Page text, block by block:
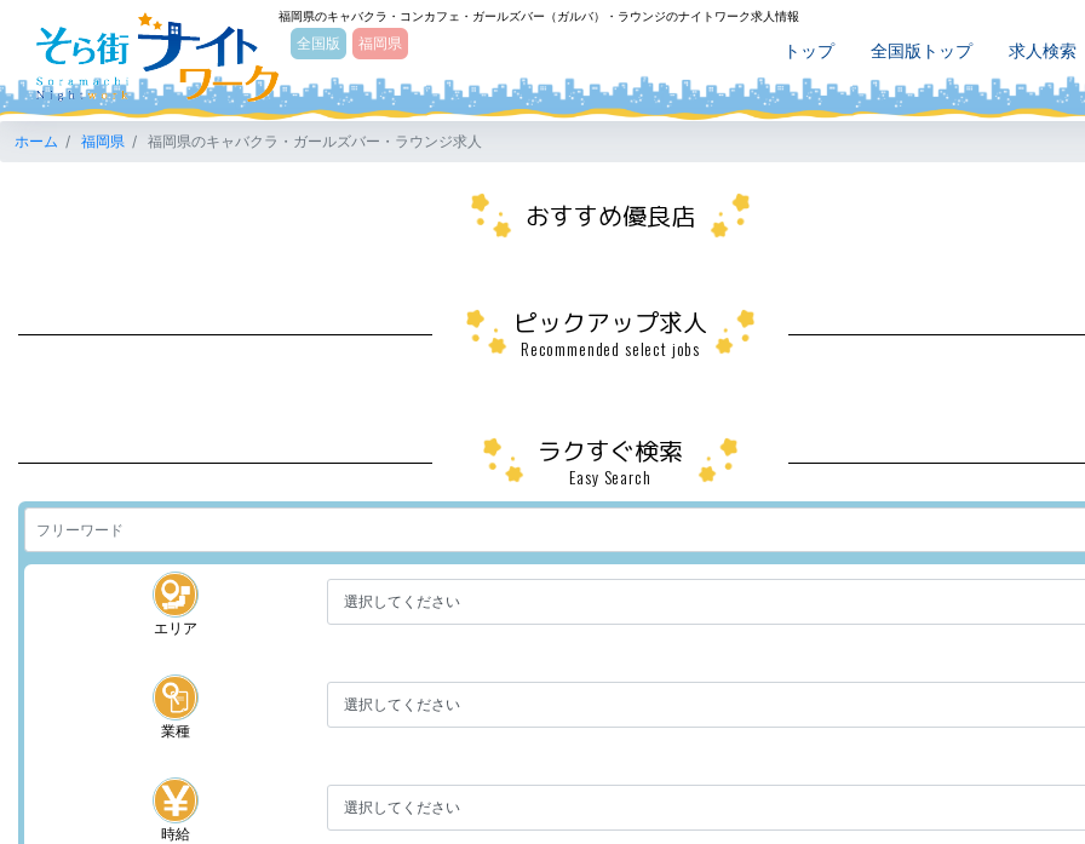
そら街ナイトワーク
福岡県のキャバクラ・コンカフェ・ガールズバー（ガルバ）・ラウンジのナイトワーク求人情報
全国版 福岡県 トップ 全国版トップ 求人検索
ホーム 福岡県 福岡県のキャバクラ・ガールズバー・ラウンジ求人
おすすめ優良店
ピックアップ求人
Recommended select jobs
ラクすぐ検索
Easy Search
エリア
業種
時給